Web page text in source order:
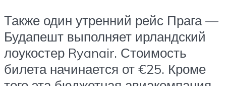
Также один утренний рейс Прага —
Будапешт выполняет ирландский
лоукостер Ryanair. Стоимость
билета начинается от €25. Кроме